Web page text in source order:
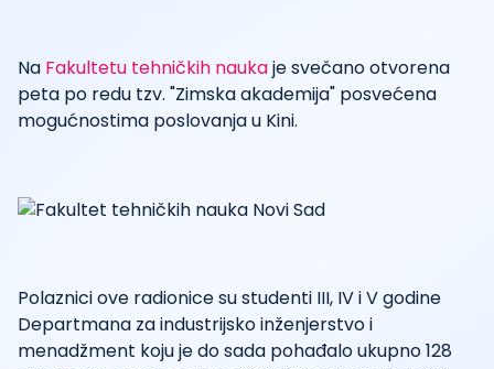
Na Fakultetu tehničkih naukaje svečano otvorena
peta po redu tzv. "Zimska akademija" posvećena
mogućnostima poslovanja u Kini.
Polaznici ove radionice su studenti III, IV i V godine
Departmana za industrijsko inženjerstvo i
menadžment koju je do sada pohađalo ukupno 128